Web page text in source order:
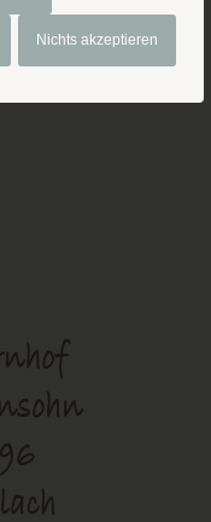
Nichts akzeptieren